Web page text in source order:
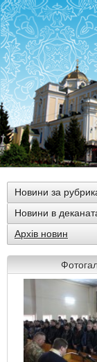
Новини за
Новини в
Архів новин